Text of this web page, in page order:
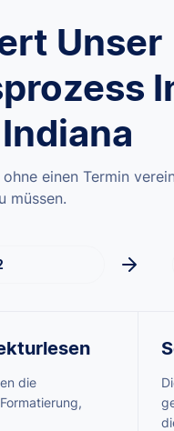
Unser
einen Termin
müssen.
die